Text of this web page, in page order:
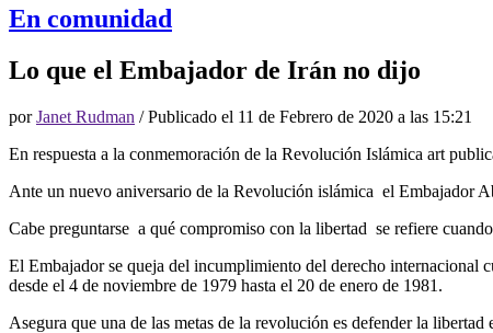
En comunidad
Lo que el Embajador de Irán no dijo
porJanet Rudman / Publicado el 11 de Febrero de 2020 a las 15:21
En respuesta a la conmemoración de la Revolución Islámica art
Ante un nuevo aniversario de la Revolución islámica el Embajador
Cabe preguntarse a qué compromiso con la libertad se refiere
El Embajador se queja del incumplimiento del derecho internacional
desde el 4 de noviembre de 1979 hasta el 20 de enero de 1981.
Asegura que una de las metas de la revolución es defender la